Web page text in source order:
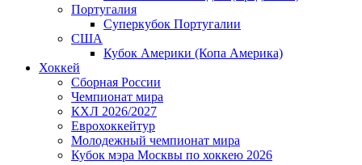
Португалия
Суперкубок Португалии
США
Кубок Америки (Копа Америка)
Хоккей
Сборная России
Чемпионат мира
КХЛ 2026/2027
Еврохоккейтур
Молодежный чемпионат мира
Кубок мэра Москвы по хоккею 2026